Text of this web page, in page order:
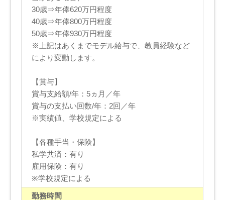
30歳⇒年俸620万円程度
40歳⇒年俸800万円程度
50歳⇒年俸930万円程度
※上記はあくまでモデル給与で、教員経験など
により変動します。
【賞与】
賞与支給額/年：5ヵ月／年
賞与の支払い回数/年：2回／年
※実績値、学校規定による
【各種手当・保険】
私学共済：有り
雇用保険：有り
※学校規定による
勤務時間